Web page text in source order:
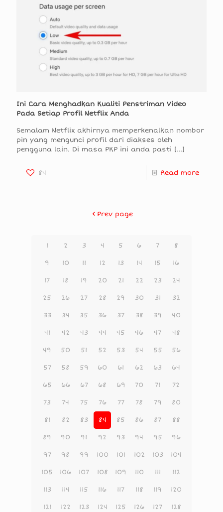
Ini Cara Menghadkan Kualiti Penstriman Video
Pada Setiap Profil Netflix Anda
Semalam Netflix akhirnya memperkenalkan nombor
pin yang mengunci profil dari diakses oleh
pengguna lain. Di masa PKP ini anda pasti […]
84 Read more
Prev page
1 2 3 4 5 6 7 8
9 10 11 12 13 14 15 16
17 18 19 20 21 22 23 24
25 26 27 28 29 30 31 32
33 34 35 36 37 38 39 40
41 42 43 44 45 46 47 48
49 50 51 52 53 54 55 56
57 58 59 60 61 62 63 64
65 66 67 68 69 70 71 72
73 74 75 76 77 78 79 80
81 82 83 84 85 86 87 88
89 90 91 92 93 94 95 96
97 98 99 100 101 102 103 104
105 106 107 108 109 110 111 112
113 114 115 116 117 118 119 120
121 122 123 124 125 126 127 128